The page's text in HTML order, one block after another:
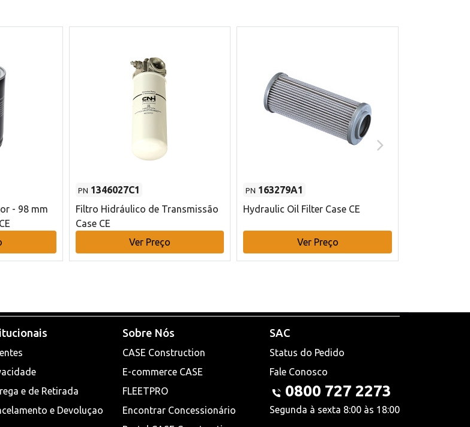
- 98 mm
PN 1346027C1
Filtro Hidráulico de Transmissão
Case CE
Ver Preço
PN 163279A1
Hydraulic Oil Filter Case CE
Ver Preço
e de Retirada
e Devoluçao
Sobre Nós
CASE Construction
E-commerce CASE
FLEETPRO
Encontrar Concessionário
SAC
Status do Pedido
Fale Conosco
0800 727 2273
Segunda à sexta 8:00 às 18:00